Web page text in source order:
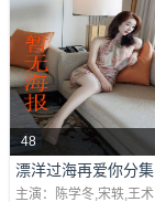
人吴廉，然而多方投告
无门，孤立无援，最终
自尽以证清白。..
48
剧情：上海女孩夏缘
（宋轶饰）是一家知名
漂洋过海再爱你分集
剧情介绍(1-36 集)大
主演：陈学冬,宋轶,王术